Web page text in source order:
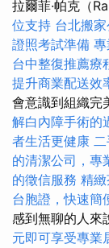
拉爾菲·帕克（
位支持 台北搬
證照考試準備
台中整復推薦療
提升商業配送效
會意識到組織完
解白內障手術的
者生活更健康
的清潔公司，專
的徵信服務 精
台胞證，快速簡
感到無聊的人來
元即可享受專業